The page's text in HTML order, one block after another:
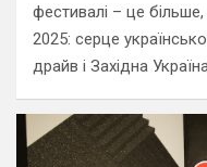
фестивалі – це
2025: серце
драйв і Західна